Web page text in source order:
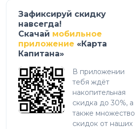
Зафиксируй скидку
навсегда!
Скачай мобильное
приложение «Карта
Капитана»
В приложении
тебя ждёт
накопительная
скидка до 30%, а
также множество
скидок от наших